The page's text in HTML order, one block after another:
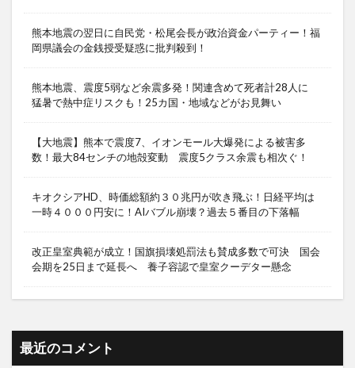
熊本地震の翌日に自民党・松尾会長が政治資金パーティー！福
岡県議会の金銭授受疑惑に批判殺到！
熊本地震、震度5弱など余震多発！関連含めて死者計28人に
猛暑で熱中症リスクも！25カ国・地域などがお見舞い
【大地震】熊本で震度7、イオンモール大爆発による被害多
数！最大84センチの地殻変動 震度5クラス余震も相次ぐ！
キオクシアHD、時価総額約３０兆円が吹き飛ぶ！日経平均は
一時４０００円安に！AIバブル崩壊？過去５番目の下落幅
改正皇室典範が成立！国旗損壊処罰法も賛成多数で可決 国会
会期を25日まで延長へ 養子容認で皇室クーデター懸念
最近のコメント